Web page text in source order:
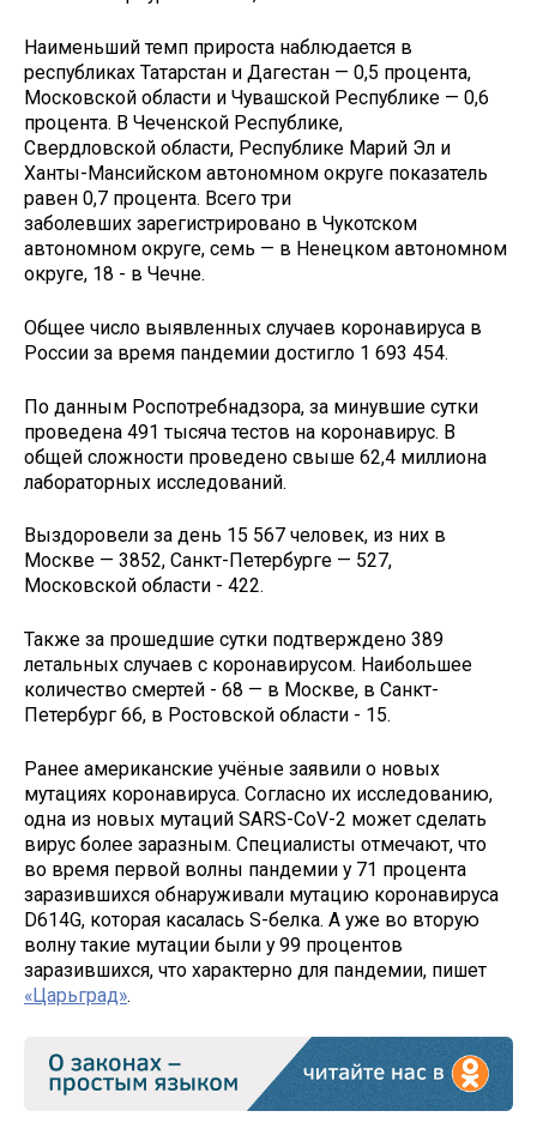
Наименьший темп прироста наблюдается в
республиках Татарстан и Дагестан — 0,5 процента,
Московской области и Чувашской Республике — 0,6
процента. В Чеченской Республике,
Свердловской области, Республике Марий Эл и
Ханты-Мансийском автономном округе показатель
равен 0,7 процента. Всего три
заболевших зарегистрировано в Чукотском
автономном округе, семь — в Ненецком автономном
округе, 18 - в Чечне.
Общее число выявленных случаев коронавируса в
России за время пандемии достигло 1 693 454.
По данным Роспотребнадзора, за минувшие сутки
проведена 491 тысяча тестов на коронавирус. В
общей сложности проведено свыше 62,4 миллиона
лабораторных исследований.
Выздоровели за день 15 567 человек, из них в
Москве — 3852, Санкт-Петербурге — 527,
Московской области - 422.
Также за прошедшие сутки подтверждено 389
летальных случаев с коронавирусом. Наибольшее
количество смертей - 68 — в Москве, в Санкт-
Петербург 66, в Ростовской области - 15.
Ранее американские учёные заявили о новых
мутациях коронавируса. Согласно их исследованию,
одна из новых мутаций SARS-CoV-2 может сделать
вирус более заразным. Специалисты отмечают, что
во время первой волны пандемии у 71 процента
заразившихся обнаруживали мутацию коронавируса
D614G, которая касалась S-белка. А уже во вторую
волну такие мутации были у 99 процентов
заразившихся, что характерно для пандемии, пишет
«Царьград».